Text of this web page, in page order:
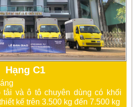
Hạng C1
tải và ô tô chuyên dùng có khối
kế trên 3.500 kg đến 7.500 kg